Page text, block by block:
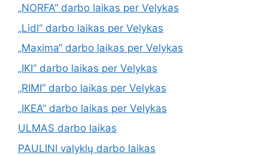
„NORFA“ darbo laikas per Velykas
„Lidl“ darbo laikas per Velykas
„Maxima“ darbo laikas per Velykas
„IKI“ darbo laikas per Velykas
„RIMI“ darbo laikas per Velykas
„IKEA“ darbo laikas per Velykas
ULMAS darbo laikas
PAULINI valyklų darbo laikas